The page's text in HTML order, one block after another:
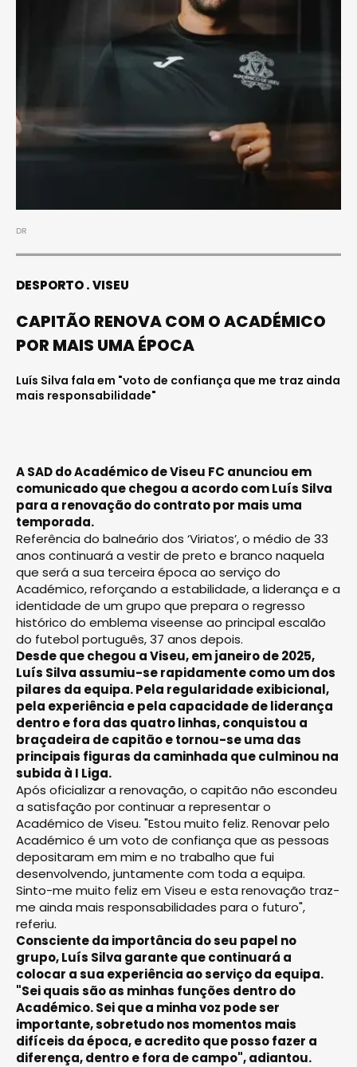
DR
DESPORTO VISEU
CAPITÃO RENOVA COM O ACADÉMICO
POR MAIS UMA ÉPOCA
Luís Silva fala em "voto de confiança que me traz ainda
mais responsabilidade"
A SAD do Académico de Viseu FC anunciou em
comunicado que chegou a acordo com Luís Silva
para a renovação do contrato por mais uma
temporada.
Referência do balneário dos ‘Viriatos’, o médio de 33
anos continuará a vestir de preto e branco naquela
que será a sua terceira época ao serviço do
Académico, reforçando a estabilidade, a liderança e a
identidade de um grupo que prepara o regresso
histórico do emblema viseense ao principal escalão
do futebol português, 37 anos depois.
Desde que chegou a Viseu, em janeiro de 2025,
Luís Silva assumiu-se rapidamente como um dos
pilares da equipa. Pela regularidade exibicional,
pela experiência e pela capacidade de liderança
dentro e fora das quatro linhas, conquistou a
braçadeira de capitão e tornou-se uma das
principais figuras da caminhada que culminou na
subida à I Liga.
Após oficializar a renovação, o capitão não escondeu
a satisfação por continuar a representar o
Académico de Viseu. "Estou muito feliz. Renovar pelo
Académico é um voto de confiança que as pessoas
depositaram em mim e no trabalho que fui
desenvolvendo, juntamente com toda a equipa.
Sinto-me muito feliz em Viseu e esta renovação traz-
me ainda mais responsabilidades para o futuro",
referiu.
Consciente da importância do seu papel no
grupo, Luís Silva garante que continuará a
colocar a sua experiência ao serviço da equipa.
"Sei quais são as minhas funções dentro do
Académico. Sei que a minha voz pode ser
importante, sobretudo nos momentos mais
difíceis da época, e acredito que posso fazer a
diferença, dentro e fora de campo", adiantou.